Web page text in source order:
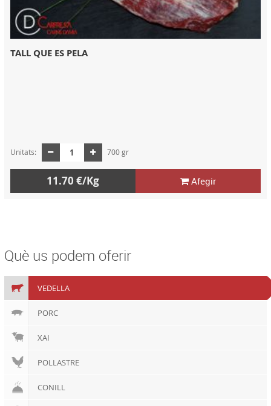
TALL QUE ES PELA
Unitats: 700 gr
11.70 €/Kg Afegir
Què us podem oferir
VEDELLA
PORC
XAI
POLLASTRE
CONILL